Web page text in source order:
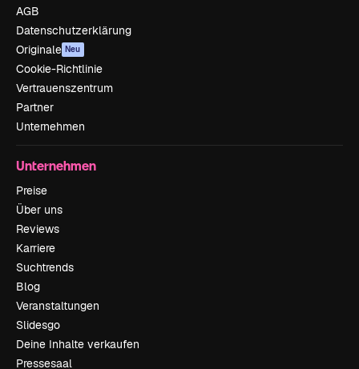
AGB
Datenschutzerklärung
Originale Neu
Cookie-Richtlinie
Vertrauenszentrum
Partner
Unternehmen
Unternehmen
Preise
Über uns
Reviews
Karriere
Suchtrends
Blog
Veranstaltungen
Slidesgo
Deine Inhalte verkaufen
Pressesaal